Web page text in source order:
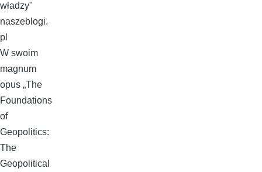
władzy"
naszeblogi.
pl
W swoim
magnum
opus „The
Foundations
of
Geopolitics:
The
Geopolitical